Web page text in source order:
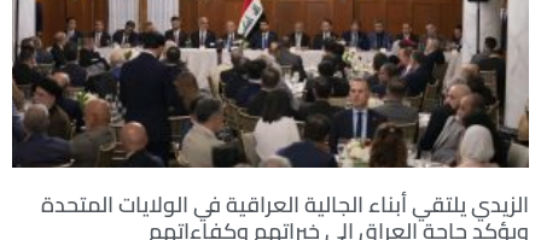
الزيدي يلتقي أبناء الجالية العراقية في الولايات المتحدة
ويؤكد حاجة العراق إلى خبراتهم وكفاءاتهم